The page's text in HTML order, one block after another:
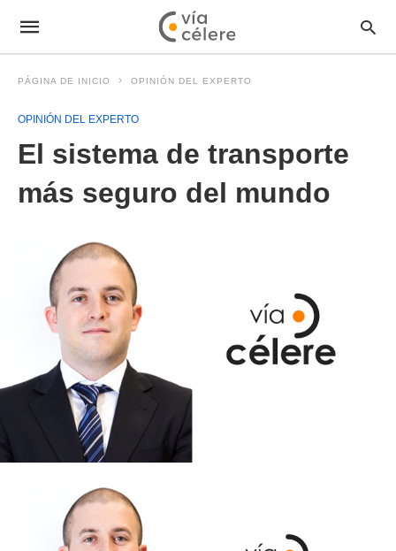
PÁGINA DE INICIO OPINIÓN DEL EXPERTO
OPINIÓN DEL EXPERTO
El sistema de transporte
más seguro del mundo